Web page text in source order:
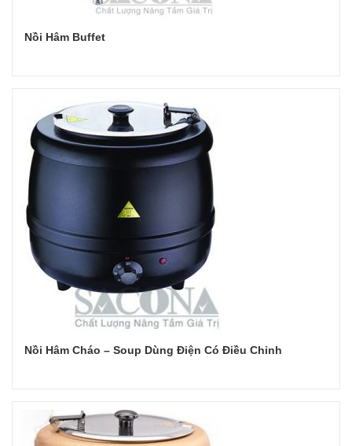
Nồi Hâm Buffet
Nồi Hâm Cháo – Soup Dùng Điện Có Điều Chỉnh